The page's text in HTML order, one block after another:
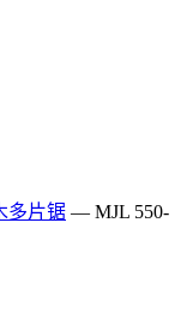
多片锯 — MJL 550-